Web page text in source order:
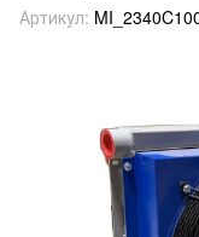
Артикул: